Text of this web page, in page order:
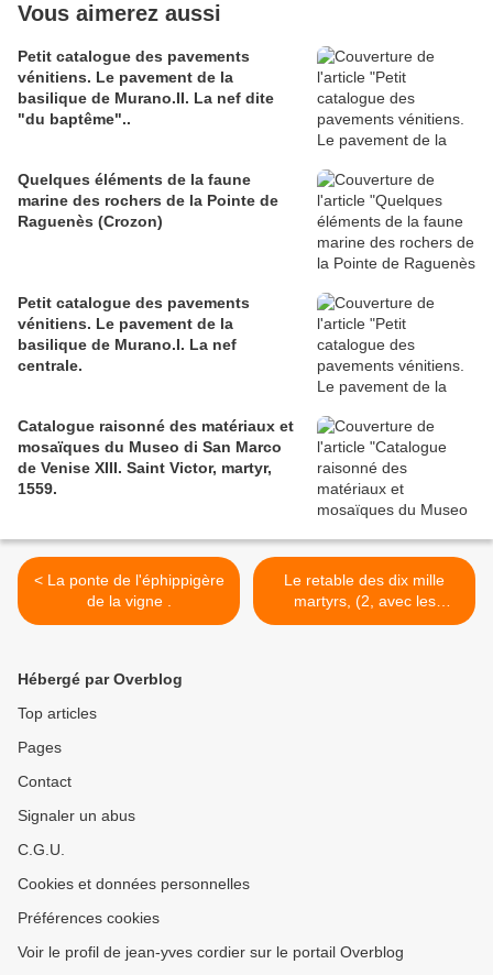
Vous aimerez aussi
Petit catalogue des pavements
vénitiens. Le pavement de la
basilique de Murano.II. La nef dite
"du baptême"..
Quelques éléments de la faune
marine des rochers de la Pointe de
Raguenès (Crozon)
Petit catalogue des pavements
vénitiens. Le pavement de la
basilique de Murano.I. La nef
centrale.
Catalogue raisonné des matériaux et
mosaïques du Museo di San Marco
de Venise XIII. Saint Victor, martyr,
1559.
< La ponte de l'éphippigère
de la vigne .
Le retable des dix mille
martyrs, (2, avec les
commentaires des
Hébergé par Overblog
Top articles
Pages
Contact
Signaler un abus
C.G.U.
Cookies et données personnelles
Préférences cookies
Voir le profil de jean-yves cordier sur le portail Overblog